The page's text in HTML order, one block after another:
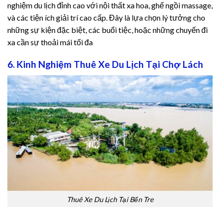
nghiệm du lịch đỉnh cao với nội thất xa hoa, ghế ngồi massage,
và các tiện ích giải trí cao cấp. Đây là lựa chọn lý tưởng cho
những sự kiện đặc biệt, các buổi tiệc, hoặc những chuyến đi
xa cần sự thoải mái tối đa
6. Kinh Nghiệm Thuê Xe Du Lịch Tại Chợ Lách
Thuê Xe Du Lịch Tại Bến Tre